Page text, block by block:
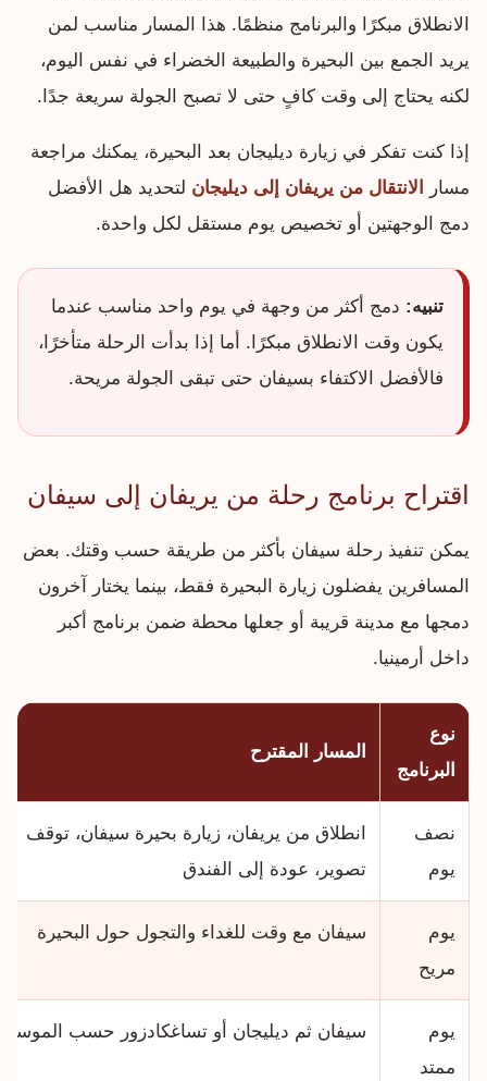
الانطلاق مبكرًا والبرنامج منظمًا. هذا المسار مناسب لمن
يريد الجمع بين البحيرة والطبيعة الخضراء في نفس اليوم،
لكنه يحتاج إلى وقت كافٍ حتى لا تصبح الجولة سريعة جدًا.
إذا كنت تفكر في زيارة ديليجان بعد البحيرة، يمكنك مراجعة
مسار
الانتقال من يريفان إلى ديليجان لتحديد هل الأفضل
دمج الوجهتين أو تخصيص يوم مستقل لكل واحدة.
تنبيه: دمج أكثر من وجهة في يوم واحد مناسب عندما
يكون وقت الانطلاق مبكرًا. أما إذا بدأت الرحلة متأخرًا،
فالأفضل الاكتفاء بسيفان حتى تبقى الجولة مريحة.
اقتراح برنامج رحلة من يريفان إلى سيفان
يمكن تنفيذ رحلة سيفان بأكثر من طريقة حسب وقتك. بعض
المسافرين يفضلون زيارة البحيرة فقط، بينما يختار آخرون
دمجها مع مدينة قريبة أو جعلها محطة ضمن برنامج أكبر
داخل أرمينيا.
نوع
البرنامج
المسار المقترح
نصف
يوم
انطلاق من يريفان، زيارة بحيرة سيفان، توقف
تصوير، عودة إلى الفندق
يوم
مريح
سيفان مع وقت للغداء والتجول حول البحيرة
يوم
ممتد
سيفان ثم ديليجان أو تساغكادزور حسب الموسم